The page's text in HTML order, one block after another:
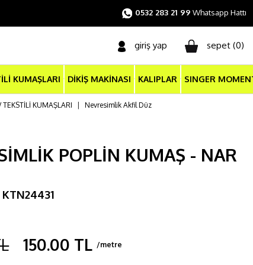
0532 283 21 99 Whatsapp Hattı
giriş yap sepet (0)
KUMAŞLARI DİKİŞ MAKİNASI KALIPLAR SINGER
TEKSTİLİ KUMAŞLARI Nevresimlik Akfil Düz
POPLİN KUMAŞ - NAR
150.00 TL /metre